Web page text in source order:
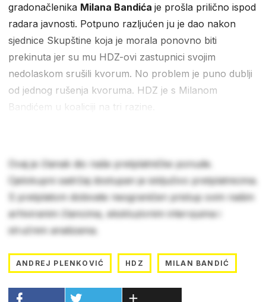
gradonačlenika Milana Bandića je prošla prilično ispod
radara javnosti. Potpuno razljućen ju je dao nakon
sjednice Skupštine koja je morala ponovno biti
prekinuta jer su mu HDZ-ovi zastupnici svojim
nedolaskom srušili kvorum. No problem je puno dublji
od jednog rušenja kvoruma. HDZ je s Milanom
Bandićem u koaliciji na tri razine.
Ovaj je članak dio naše pretplatničke ponude.
Cjelokupni sadržaj dostupan je isključivo pretplatnicima.
S pretplatom dobivate neograničen pristup svim našim
arhiviranim člancima, ekskluzivnim intervjuima i
stručnim analizama.
ANDREJ PLENKOVIĆ HDZ MILAN BANDIĆ